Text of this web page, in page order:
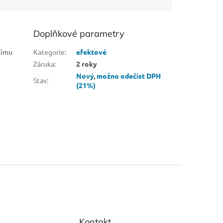
Doplňkové parametry
Kategorie:
efektové
Záruka:
2 roky
Stav: Nový, možno odečíst DPH
(21%)